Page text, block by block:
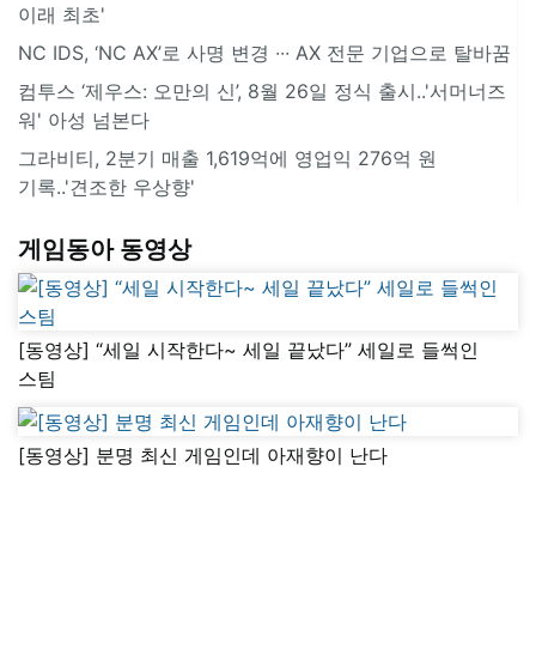
이래 최초'
NC IDS, ‘NC AX’로 사명 변경 ∙∙∙ AX 전문 기업으로 탈바꿈
컴투스 ‘제우스: 오만의 신’, 8월 26일 정식 출시..'서머너즈
워' 아성 넘본다
그라비티, 2분기 매출 1,619억에 영업익 276억 원
기록..'견조한 우상향'
게임동아 동영상
[동영상] “세일 시작한다~ 세일 끝났다” 세일로 들썩인
스팀
[동영상] 분명 최신 게임인데 아재향이 난다